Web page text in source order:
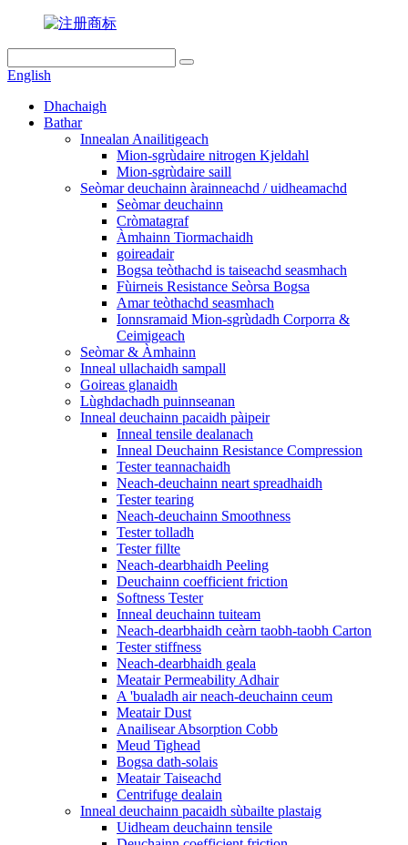
English
Dhachaigh
Bathar
Innealan Anailitigeach
Mion-sgrùdaire nitrogen Kjeldahl
Mion-sgrùdaire saill
Seòmar deuchainn àrainneachd / uidheamachd
Seòmar deuchainn
Cròmatagraf
Àmhainn Tiormachaidh
goireadair
Bogsa teòthachd is taiseachd seasmhach
Fùirneis Resistance Seòrsa Bogsa
Amar teòthachd seasmhach
Ionnsramaid Mion-sgrùdadh Corporra &
Ceimigeach
Seòmar & Àmhainn
Inneal ullachaidh sampall
Goireas glanaidh
Lùghdachadh puinnseanan
Inneal deuchainn pacaidh pàipeir
Inneal tensile dealanach
Inneal Deuchainn Resistance Compression
Tester teannachaidh
Neach-deuchainn neart spreadhaidh
Tester tearing
Neach-deuchainn Smoothness
Tester tolladh
Tester fillte
Neach-dearbhaidh Peeling
Deuchainn coefficient friction
Softness Tester
Inneal deuchainn tuiteam
Neach-dearbhaidh ceàrn taobh-taobh Carton
Tester stiffness
Neach-dearbhaidh geala
Meatair Permeability Adhair
A 'bualadh air neach-deuchainn ceum
Meatair Dust
Anailisear Absorption Cobb
Meud Tighead
Bogsa dath-solais
Meatair Taiseachd
Centrifuge dealain
Inneal deuchainn pacaidh sùbailte plastaig
Uidheam deuchainn tensile